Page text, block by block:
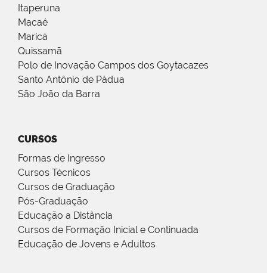
Itaperuna
Macaé
Maricá
Quissamã
Polo de Inovação Campos dos Goytacazes
Santo Antônio de Pádua
São João da Barra
CURSOS
Formas de Ingresso
Cursos Técnicos
Cursos de Graduação
Pós-Graduação
Educação a Distância
Cursos de Formação Inicial e Continuada
Educação de Jovens e Adultos